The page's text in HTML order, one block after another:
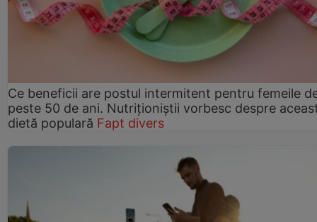
Ce beneficii are postul intermitent pentru femeile
peste 50 de ani. Nutriționiștii vorbesc despre
dietă populară Fapt divers